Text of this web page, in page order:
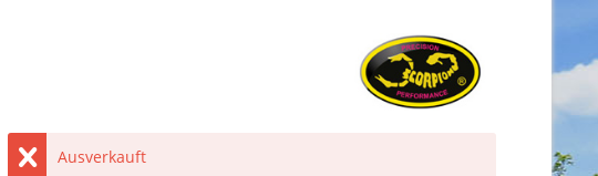
Ausverkauft